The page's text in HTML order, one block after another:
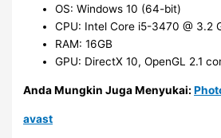
OS: Windows 10 (64-bit)
CPU: Intel Core i5-3470 @ 3.2
RAM: 16GB
GPU: DirectX 10, OpenGL 2.1
Anda Mungkin Juga Menyukai:
avast